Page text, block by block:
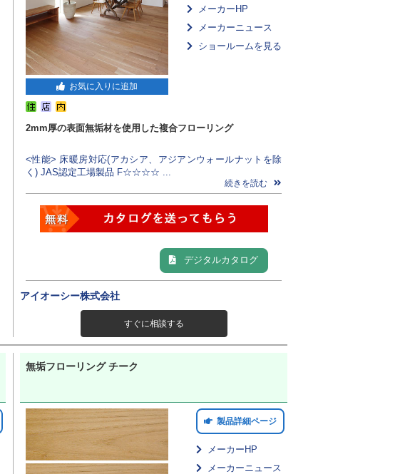
お気に入りに追加
メーカーHP
メーカーニュース
ショールームを見る
2mm厚の表面無垢材を使用した複合フローリング
<性能> 床暖房対応(アカシア、アジアンウォールナットを除
く) JAS認定工場製品 F☆☆☆☆ ...
続きを読む
デジタルカタログ
アイオーシー株式会社
すぐに相談する
無垢フローリング チーク
製品詳細ページ
メーカーHP
メーカーニュース